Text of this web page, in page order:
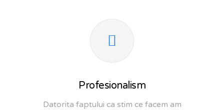
Profesionalism
Datorita faptului ca stim ce facem am